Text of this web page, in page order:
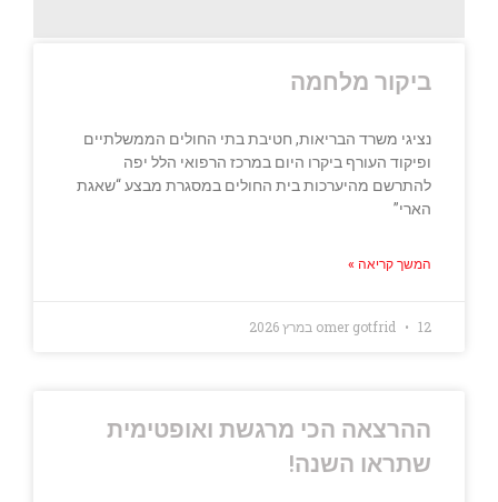
ביקור מלחמה
נציגי משרד הבריאות, חטיבת בתי החולים הממשלתיים
ופיקוד העורף ביקרו היום במרכז הרפואי הלל יפה
להתרשם מהיערכות בית החולים במסגרת מבצע “שאגת
הארי”
המשך קריאה »
omer gotfrid 12 במרץ 2026
ההרצאה הכי מרגשת ואופטימית
שתראו השנה!